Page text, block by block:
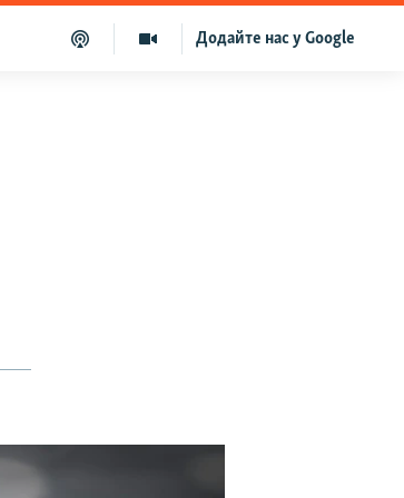
Додайте нас у Google